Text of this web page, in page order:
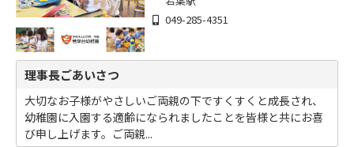
049-285-4351
理事長ごあいさつ
大切なお子様がやさしいご両親の下ですくすくと成長され、
幼稚園に入園する適齢になられましたことを皆様と共にお喜
び申し上げます。ご両親...